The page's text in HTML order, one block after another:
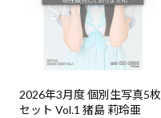
2026年3月度 個別生写真5枚
セット Vol.1 猪島 莉玲亜